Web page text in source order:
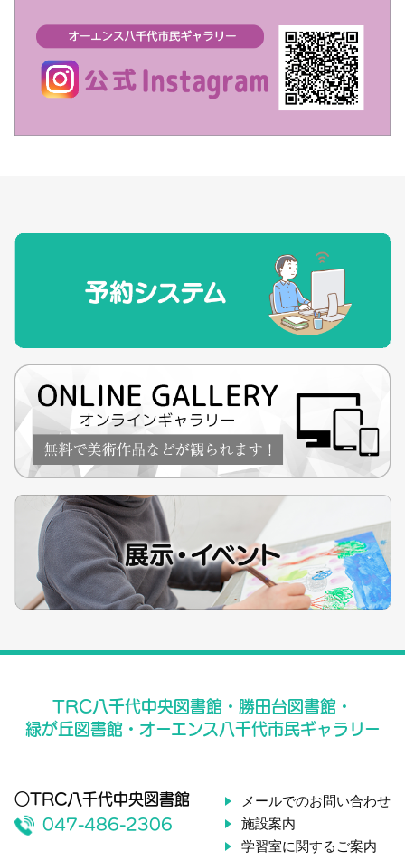
TRC八千代中央図書館・勝田台図書館・
緑が丘図書館・オーエンス八千代市民ギャラリー
○TRC八千代中央図書館
047-486-2306
メールでのお問い合わせ
施設案内
学習室に関するご案内